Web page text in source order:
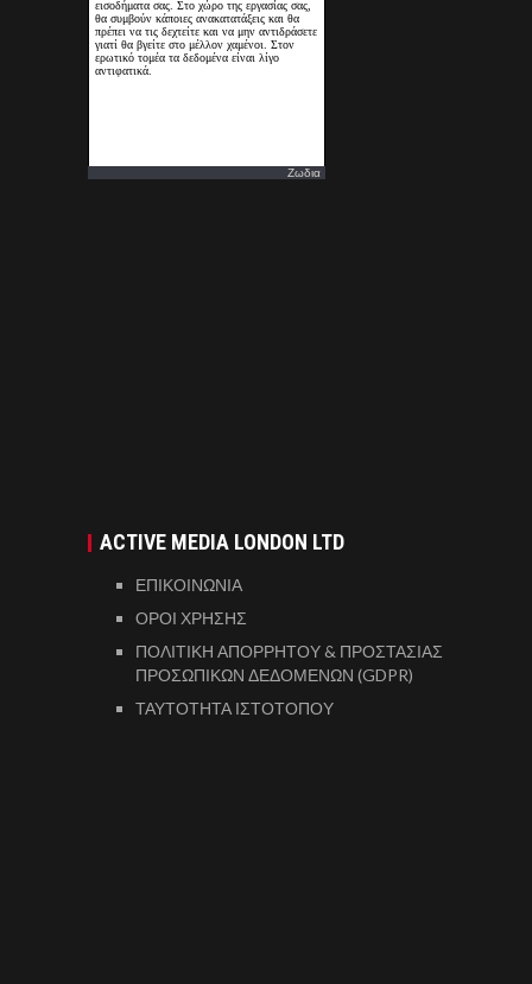
Ζωδια
ACTIVE MEDIA LONDON LTD
ΕΠΙΚΟΙΝΩΝΙΑ
ΟΡΟΙ ΧΡΗΣΗΣ
ΠΟΛΙΤΙΚΗ ΑΠΟΡΡΗΤΟΥ & ΠΡΟΣΤΑΣΙΑΣ
ΠΡΟΣΩΠΙΚΩΝ ΔΕΔΟΜΕΝΩΝ (GDPR)
ΤΑΥΤΟΤΗΤΑ ΙΣΤΟΤΟΠΟΥ